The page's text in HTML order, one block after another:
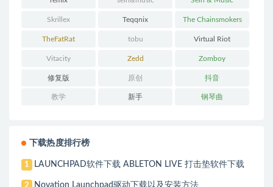
Skrillex Teqqnix The Chainsmokers
TheFatRat tobu Virtual Riot
Vitacity Zedd Zomboy
修复版 原创 抖音
教学 新手 钢琴曲
下载热度排行榜
1 LAUNCHPAD软件下载 ABLETON LIVE 打击垫软件下载
Novation Launchpad驱动下载以及安装方法